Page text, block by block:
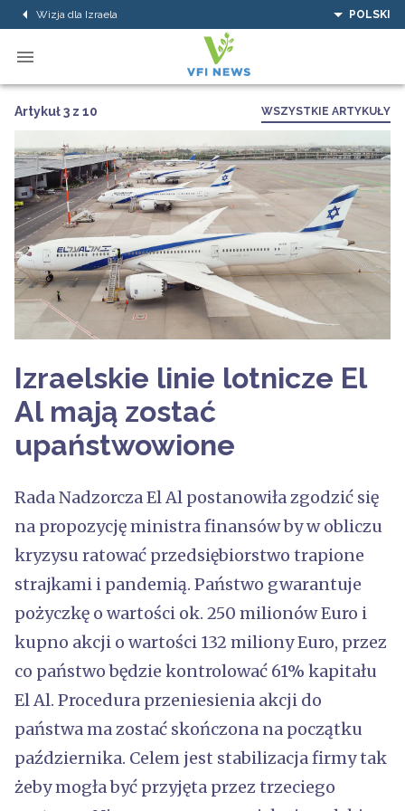
Wizja dla Izraela POLSKI
Artykuł 3 z 10 WSZYSTKIE ARTYKUŁY
Izraelskie linie lotnicze El
Al mają zostać
upaństwowione
Rada Nadzorcza El Al postanowiła zgodzić się
na propozycję ministra finansów by w obliczu
kryzysu ratować przedsiębiorstwo trapione
strajkami i pandemią. Państwo gwarantuje
pożyczkę o wartości ok. 250 milionów Euro i
kupno akcji o wartości 132 miliony Euro, przez
co państwo będzie kontrolować 61% kapitału
El Al. Procedura przeniesienia akcji do
państwa ma zostać skończona na początku
października. Celem jest stabilizacja firmy tak
żeby mogła być przyjęta przez trzeciego